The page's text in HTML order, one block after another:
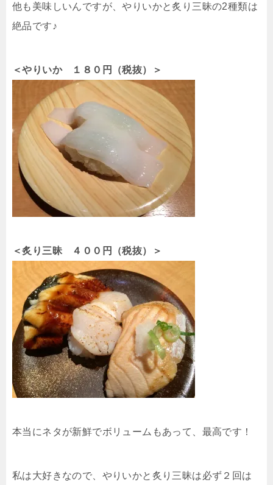
他も美味しいんですが、やりいかと炙り三昧の2種類は
絶品です♪
＜やりいか １８０円（税抜）＞
＜炙り三昧 ４００円（税抜）＞
本当にネタが新鮮でボリュームもあって、最高です！
私は大好きなので、やりいかと炙り三昧は必ず２回は